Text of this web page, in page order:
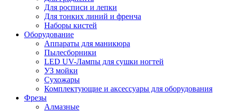
Для росписи и лепки
Для тонких линий и френча
Наборы кистей
Оборудование
Аппараты для маникюра
Пылесборники
LED UV-Лампы для сушки ногтей
УЗ мойки
Сухожары
Комплектующие и аксессуары для оборудования
Фрезы
Алмазные